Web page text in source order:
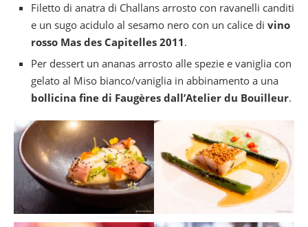
Filetto di anatra di Challans arrosto con ravanelli canditi
e un sugo acidulo al sesamo nero con un calice di vino
rosso Mas des Capitelles 2011.
Per dessert un ananas arrosto alle spezie e vaniglia con
gelato al Miso bianco/vaniglia in abbinamento a una
bollicina fine di Faugères dall’Atelier du Bouilleur.